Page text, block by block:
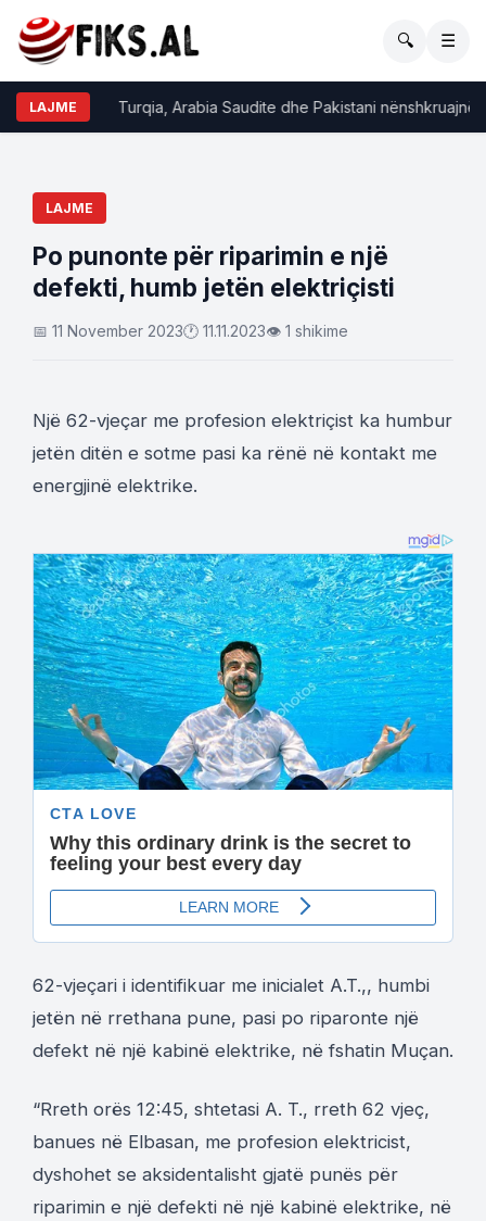
🔍 ☰
LAJME Turqia, Arabia Saudite dhe Pakistani nënshkruajnë
LAJME
Po punonte për riparimin e një
defekti, humb jetën elektriçisti
📅 11 November 2023🕐 11.11.2023👁 1 shikime
Një 62-vjeçar me profesion elektriçist ka humbur
jetën ditën e sotme pasi ka rënë në kontakt me
energjinë elektrike.
62-vjeçari i identifikuar me inicialet A.T.,, humbi
jetën në rrethana pune, pasi po riparonte një
defekt në një kabinë elektrike, në fshatin Muçan.
“Rreth orës 12:45, shtetasi A. T., rreth 62 vjeç,
banues në Elbasan, me profesion elektricist,
dyshohet se aksidentalisht gjatë punës për
riparimin e një defekti në një kabinë elektrike, në